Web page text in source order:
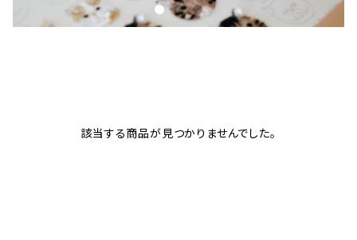
該当する商品が見つかりませんでした。